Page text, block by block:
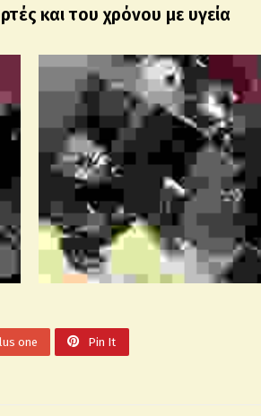
και του χρόνου με υγεία
one Pin It